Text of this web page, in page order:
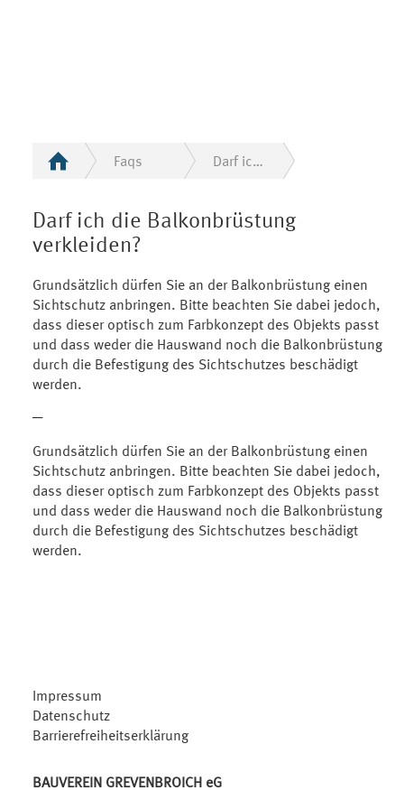
Faqs Darf ich die Balkonbrüstung verkleiden?
Darf ich die Balkonbrüstung
verkleiden?
Grundsätzlich dürfen Sie an der Balkonbrüstung einen
Sichtschutz anbringen. Bitte beachten Sie dabei jedoch,
dass dieser optisch zum Farbkonzept des Objekts passt
und dass weder die Hauswand noch die Balkonbrüstung
durch die Befestigung des Sichtschutzes beschädigt
werden.
─
Grundsätzlich dürfen Sie an der Balkonbrüstung einen
Sichtschutz anbringen. Bitte beachten Sie dabei jedoch,
dass dieser optisch zum Farbkonzept des Objekts passt
und dass weder die Hauswand noch die Balkonbrüstung
durch die Befestigung des Sichtschutzes beschädigt
werden.
Impressum
Datenschutz
Barrierefreiheitserklärung
BAUVEREIN GREVENBROICH eG